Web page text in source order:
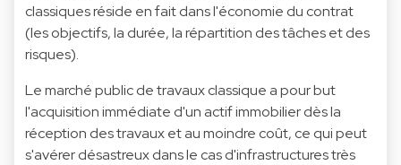
classiques réside en fait dans l'économie du contrat
(les objectifs, la durée, la répartition des tâches et des
risques).
Le marché public de travaux classique a pour but
l'acquisition immédiate d'un actif immobilier dès la
réception des travaux et au moindre coût, ce qui peut
s'avérer désastreux dans le cas d'infrastructures très